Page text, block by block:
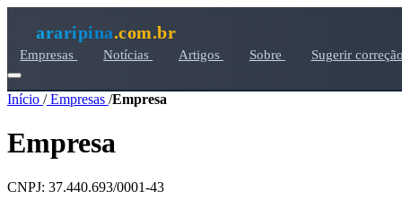
araripina.com.br
Empresas Notícias Artigos Sobre Sugerir
Início /Empresas /Empresa
Empresa
CNPJ: 37.440.693/0001-43